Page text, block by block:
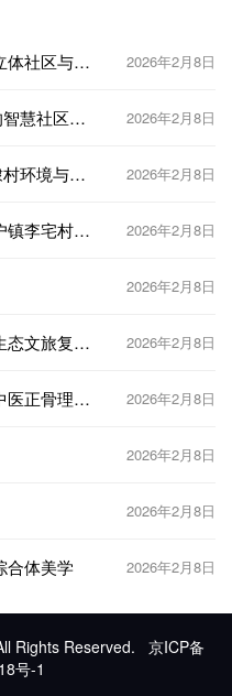
体社区与智
2026年2月8日
慧社区设
2026年2月8日
环境与空
2026年2月8日
李宅村村
2026年2月8日
2026年2月8日
文旅复合
2026年2月8日
正骨理念
2026年2月8日
2026年2月8日
2026年2月8日
合体美学 2026年2月8日
Rights Reserved.
京ICP备
号-1